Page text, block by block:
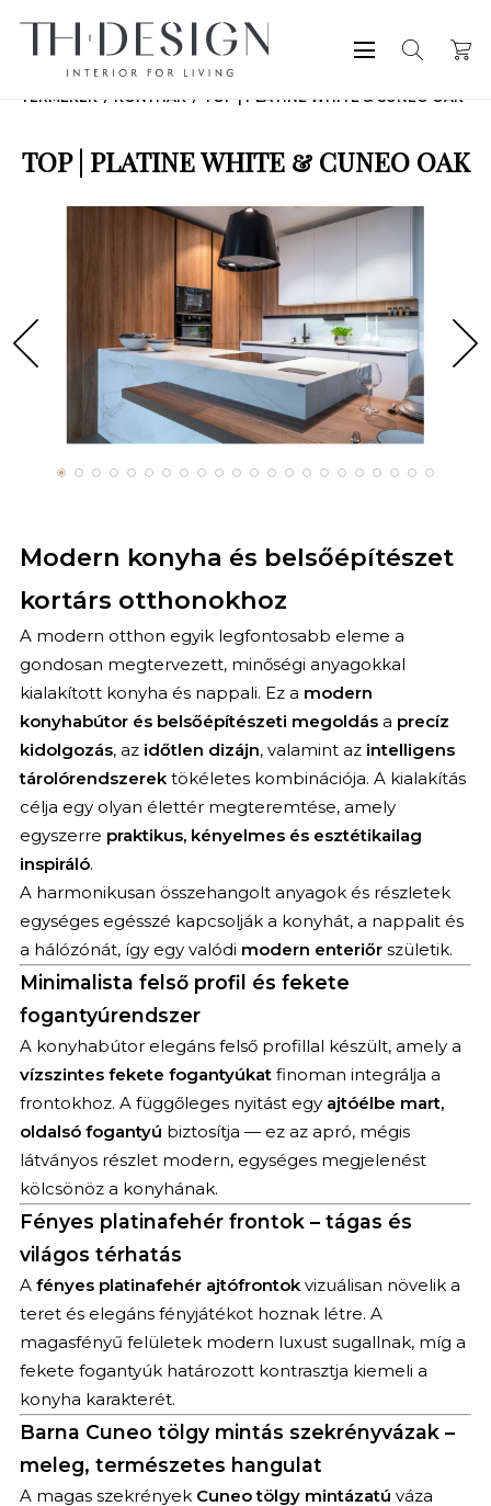
TERMÉKEK KONYHÁK TOP | PLATINE WHITE & CUNEO OAK
TOP | PLATINE WHITE & CUNEO OAK
Modern konyha és belsőépítészet
kortárs otthonokhoz
A modern otthon egyik legfontosabb eleme a
gondosan megtervezett, minőségi anyagokkal
kialakított konyha és nappali. Ez a modern
konyhabútor és belsőépítészeti megoldása precíz
kidolgozás, az időtlen dizájn, valamint az intelligens
tárolórendszerektökéletes kombinációja. A kialakítás
célja egy olyan élettér megteremtése, amely
egyszerre praktikus, kényelmes és esztétikailag
inspiráló.
A harmonikusan összehangolt anyagok és részletek
egységes egésszé kapcsolják a konyhát, a nappalit és
a hálózónát, így egy valódi modern enteriőrszületik.
Minimalista felső profil és fekete
fogantyúrendszer
A konyhabútor elegáns felső profillal készült, amely a
vízszintes fekete fogantyúkatfinoman integrálja a
frontokhoz. A függőleges nyitást egy ajtóélbe mart,
oldalsó fogantyú biztosítja — ez az apró, mégis
látványos részlet modern, egységes megjelenést
kölcsönöz a konyhának.
Fényes platinafehér frontok – tágas és
világos térhatás
A fényes platinafehér ajtófrontokvizuálisan növelik a
teret és elegáns fényjátékot hoznak létre. A
magasfényű felületek modern luxust sugallnak, míg a
fekete fogantyúk határozott kontrasztja kiemeli a
konyha karakterét.
Barna Cuneo tölgy mintás szekrényvázak –
meleg, természetes hangulat
A magas szekrények Cuneo tölgy mintázatú váza